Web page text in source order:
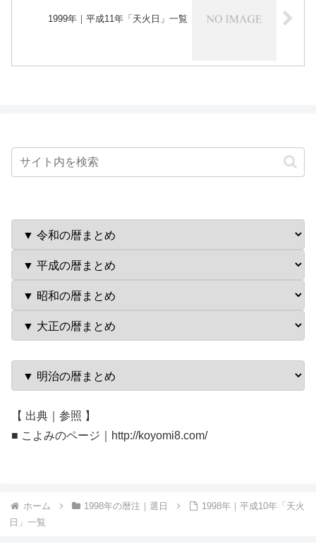
1999年｜平成11年「天火日」一覧
【 出典｜参照 】
■ こよみのページ｜http://koyomi8.com/
ホーム 1998年の暦注｜選日
1998年｜平成10年「天火
日」一覧